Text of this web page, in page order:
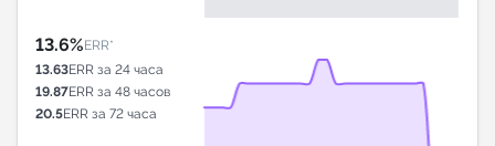
13.6%ERR*
13.63ERR за 24 часа
19.87ERR за 48 часов
20.5ERR за 72 часа